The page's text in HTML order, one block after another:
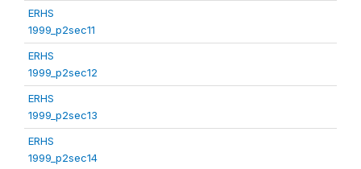
ERHS
1999_p2sec11
ERHS
1999_p2sec12
ERHS
1999_p2sec13
ERHS
1999_p2sec14